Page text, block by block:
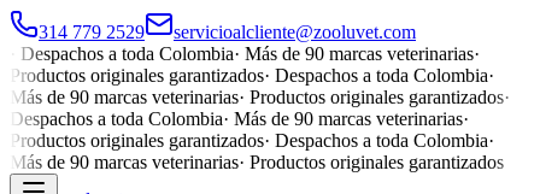
314 779 2529
servicioalcliente@zooluvet.com
Despachos a toda Colombia· Más de 90 marcas veterinarias·
Productos originales garantizados· Despachos a toda Colombia·
Más de 90 marcas veterinarias· Productos originales garantizados·
Despachos a toda Colombia· Más de 90 marcas veterinarias·
Productos originales garantizados· Despachos a toda Colombia·
Más de 90 marcas veterinarias· Productos originales garantizados